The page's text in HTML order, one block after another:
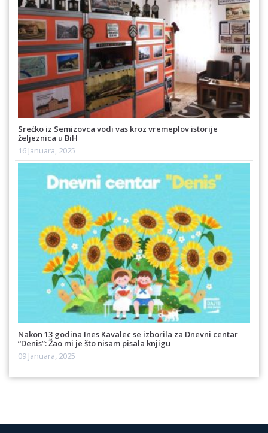
Srećko iz Semizovca vodi vas kroz vremeplov istorije
željeznica u BiH
16 Januara, 2025
Nakon 13 godina Ines Kavalec se izborila za Dnevni centar
“Denis”: Žao mi je što nisam pisala knjigu
09 Januara, 2025